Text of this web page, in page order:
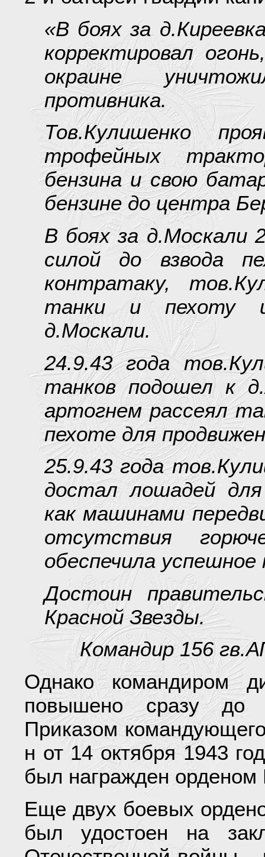
«В боях за
корректировал
окраине
противника.
Тов.Кулишенко
трофейных
бензина и свою
бензине до центра
В боях за д.Москали
силой до взвода
контратаку,
танки и пехоту
д.Москали.
24.9.43 года
танков подошел к
артогнем рассеял
пехоте для
25.9.43 года
достал лошадей
как машинами
отсутствия
обеспечила
Достоин
Красной Звезды.
Командир 156
Однако командиром
повышено сразу до
Приказом
н от 14 октября 1943
был награжден
Еще двух боевых
был удостоен на